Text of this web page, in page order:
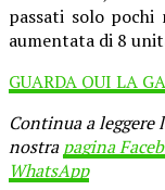
passati solo pochi
aumentata di 8
GUARDA QUI LA
Continua a
nostrapagina
WhatsApp